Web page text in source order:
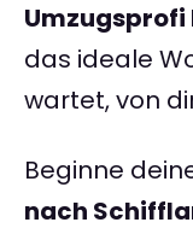
Umzugsprofi
das ideale
wartet, von
Beginne
nach